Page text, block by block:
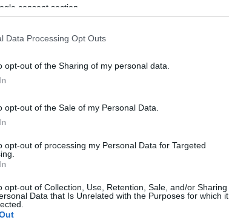
consent section.
Data Processing Opt Outs
opt-out of the Sharing of my personal data.
opt-out of the Sale of my Personal Data.
opt-out of processing my Personal Data for Targeted
opt-out of Collection, Use, Retention, Sale, and/or Sharing
Data that Is Unrelated with the Purposes for which it